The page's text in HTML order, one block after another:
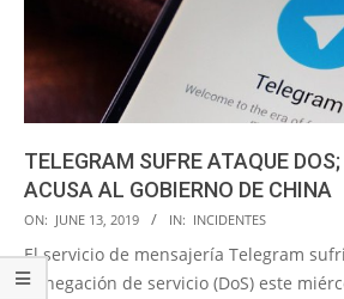
TELEGRAM SUFRE ATAQUE
ACUSA AL GOBIERNO DE CHINA
2019-
06-
13
ON: JUNE 13, 2019 IN: INCIDENTES
El servicio de mensajería Telegram
denegación de servicio (DoS) este